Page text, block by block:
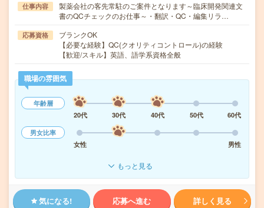
仕事内容
製薬会社の客先常駐のご案件となります～臨床開発関連文
書のQCチェックのお仕事～・翻訳・QC・編集リラ…
応募資格
ブランクOK
【必要な経験】QC(クオリティコントロール)の経験
【歓迎/スキル】英語、語学系資格全般
職場の雰囲気
年齢層
20代
30代 40代 50代
60代
男女比率
女性
男性
もっと見る
気になる! 応募へ進む 詳しく見る